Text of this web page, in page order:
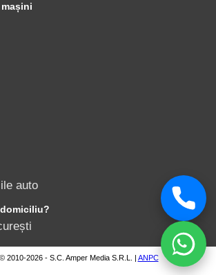
auto
2010-2026 - S.C. Amper Media S.R.L. | ANPC